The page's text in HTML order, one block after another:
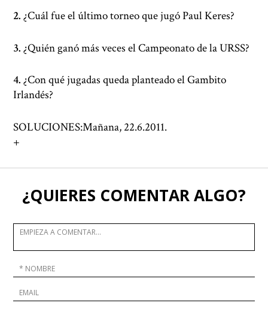
2.¿Cuál fue el último torneo que jugó Paul Keres?
3.¿Quién ganó más veces el Campeonato de la URSS?
4.¿Con qué jugadas queda planteado el Gambito
Irlandés?
SOLUCIONES:Mañana, 22.6.2011.
+
¿QUIERES COMENTAR ALGO?